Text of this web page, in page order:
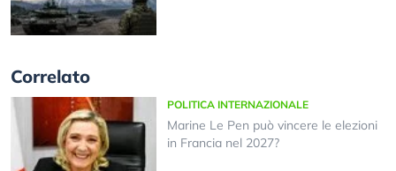
Correlato
POLITICA INTERNAZIONALE
Marine Le Pen può vincere le elezioni
in Francia nel 2027?